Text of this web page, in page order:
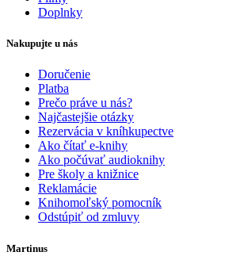
Doplnky
Nakupujte u nás
Doručenie
Platba
Prečo práve u nás?
Najčastejšie otázky
Rezervácia v kníhkupectve
Ako čítať e-knihy
Ako počúvať audioknihy
Pre školy a knižnice
Reklamácie
Knihomoľský pomocník
Odstúpiť od zmluvy
Martinus